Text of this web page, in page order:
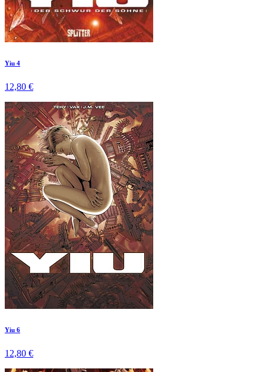
Yiu 4
12,80 €
Yiu 6
12,80 €